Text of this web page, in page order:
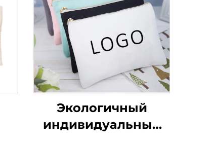
Экологичный
индивидуальный